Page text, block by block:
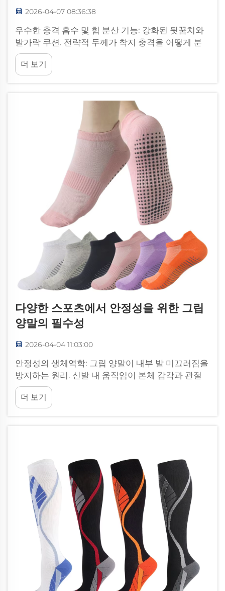
2026-04-07 08:36:38
우수한 충격 흡수 및 힘 분산 기능: 강화된 뒷꿈치와
발가락 쿠션. 전략적 두께가 착지 충격을 어떻게 분
산시키는가? 추가 두께를 가진 애슬레틱 양말은 발
이 가장 심하게 마모되는 부위에 특별한 패딩을 제공
하여 충격을...
더 보기
다양한 스포츠에서 안정성을 위한 그립
양말의 필수성
2026-04-04 11:03:00
안정성의 생체역학: 그립 양말이 내부 발 미끄러짐을
방지하는 원리. 신발 내 움직임이 본체 감각과 관절
정렬을 어떻게 방해하는가? 스포츠용 신발 내에서
발이 미끄러지면 안정성을 해치는 미세한 움직임이
발생한다. 운동선수들은 종종...
더 보기